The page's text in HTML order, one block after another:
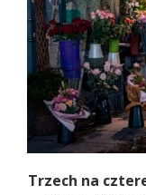
Trzech na